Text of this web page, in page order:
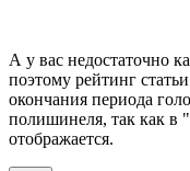
А у вас недостаточно
поэтому рейтинг
окончания периода
полишинеля, так как в
отображается.